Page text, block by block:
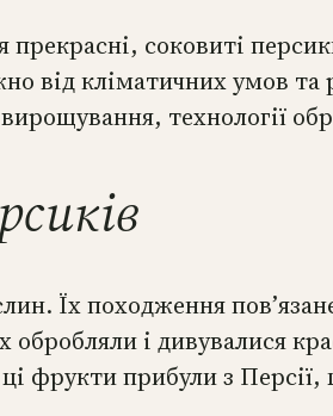
соковиті
від кліматичних умов та
технології
Їх походження
обробляли і дивувалися
фрукти прибули з